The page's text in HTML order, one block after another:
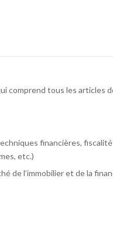
comprend tous les articles
financières, fiscalité
etc.)
de l’immobilier et de la